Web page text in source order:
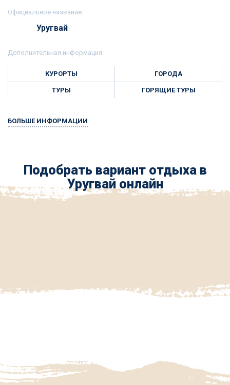
Официальное название:
Уругвай
Дополнительная информация:
КУРОРТЫ ГОРОДА
ТУРЫ ГОРЯЩИЕ ТУРЫ
БОЛЬШЕ ИНФОРМАЦИИ
Подобрать вариант отдыха в
Уругвай онлайн